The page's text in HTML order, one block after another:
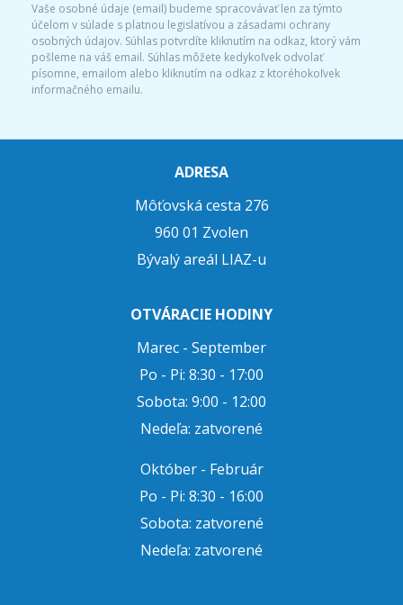
Vaše osobné údaje (email) budeme spracovávať len za týmto
účelom v súlade s platnou legislatívou a zásadami ochrany
osobných údajov. Súhlas potvrdíte kliknutím na odkaz, ktorý vám
pošleme na váš email. Súhlas môžete kedykoľvek odvolať
písomne, emailom alebo kliknutím na odkaz z ktoréhokoľvek
informačného emailu.
ADRESA
Môťovská cesta 276
960 01 Zvolen
Bývalý areál LIAZ-u
OTVÁRACIE HODINY
Marec - September
Po - Pi: 8:30 - 17:00
Sobota: 9:00 - 12:00
Nedeľa: zatvorené
Október - Február
Po - Pi: 8:30 - 16:00
Sobota: zatvorené
Nedeľa: zatvorené